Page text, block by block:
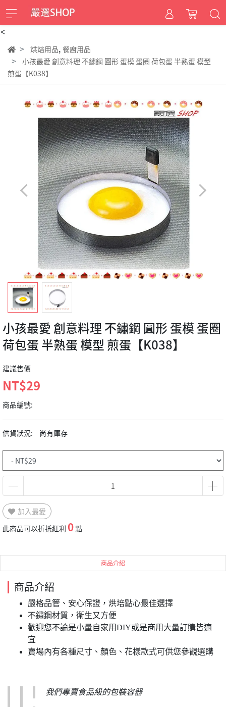
<
烘焙用品, 餐廚用品
小孩最愛 創意料理 不鏽鋼 圓形 蛋模 蛋圈 荷包蛋 半熟蛋 模型
煎蛋【K038】
小孩最愛 創意料理 不鏽鋼 圓形 蛋模 蛋圈
荷包蛋 半熟蛋 模型 煎蛋【K038】
建議售價
NT$29
商品編號:
供貨狀況: 尚有庫存
加入最愛
此商品可以折抵紅利 0點
商品介紹
商品介紹
嚴格品管、安心保證，烘培點心最佳選擇
不鏽鋼材質，衛生又方便
歡迎您不論是小量自家用DIY或是商用大量訂購皆適
宜
賣場內有各種尺寸、顏色、花樣款式可供您參觀選購
我們專賣食品級的包裝容器